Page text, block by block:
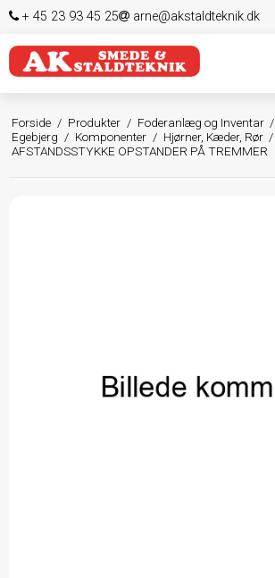
+ 45 23 93 45 25 arne@akstaldteknik.dk
Forside / Produkter / Foderanlæg og Inventar /
Egebjerg / Komponenter / Hjørner, Kæder, Rør /
AFSTANDSSTYKKE OPSTANDER PÅ TREMMER